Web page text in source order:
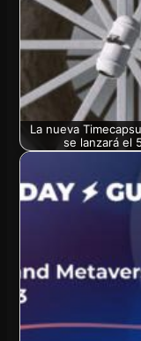
La nueva
se lanzará el